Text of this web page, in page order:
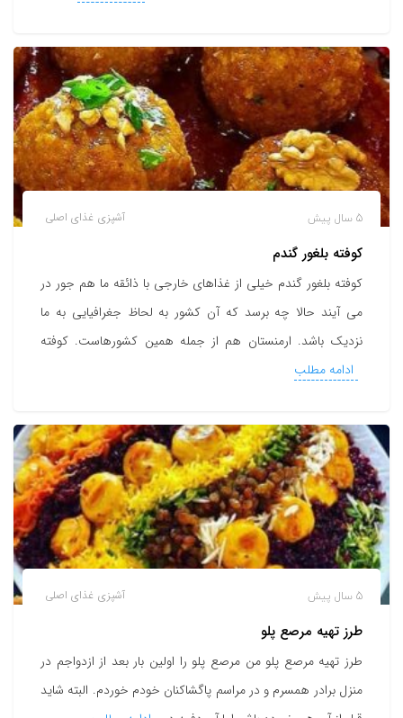
آشپزی غذای اصلی 5 سال پیش
کوفته بلغور گندم
کوفته بلغور گندم خیلی از غذاهای خارجی با ذائقه ما هم جور در
می آیند حالا چه برسد که آن کشور به لحاظ جغرافیایی به ما
نزدیک باشد. ارمنستان هم از جمله همین کشورهاست. کوفته
ادامه مطلب
آشپزی غذای اصلی 5 سال پیش
طرز تهیه مرصع پلو
طرز تهیه مرصع پلو من مرصع پلو را اولین بار بعد از ازدواجم در
منزل برادر همسرم و در مراسم پاگشاکنان خودم خوردم. البته شاید